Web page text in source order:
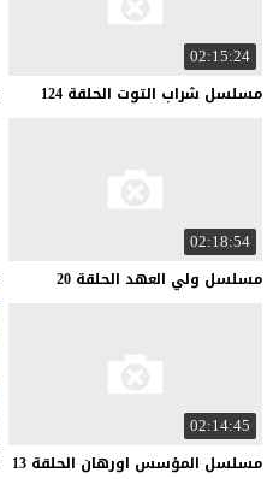
02:15:24
مسلسل شراب التوت الحلقة 124
02:18:54
مسلسل ولي العهد الحلقة 20
02:14:45
مسلسل المؤسس اورهان الحلقة 13